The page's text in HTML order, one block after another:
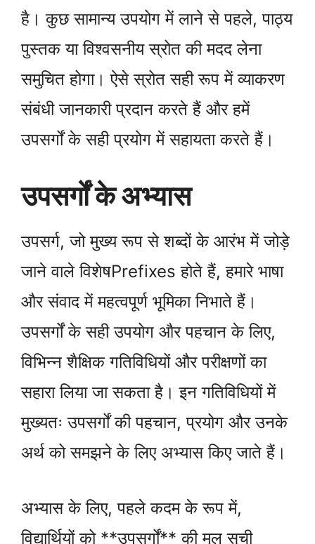
है। कुछ सामान्य उपयोग में लाने से पहले, पाठ्य
पुस्तक या विश्वसनीय स्रोत की मदद लेना
समुचित होगा। ऐसे स्रोत सही रूप में व्याकरण
संबंधी जानकारी प्रदान करते हैं और हमें
उपसर्गों के सही प्रयोग में सहायता करते हैं।
उपसर्गों के अभ्यास
उपसर्ग, जो मुख्य रूप से शब्दों के आरंभ में जोड़े
जाने वाले विशेषPrefixes होते हैं, हमारे भाषा
और संवाद में महत्वपूर्ण भूमिका निभाते हैं।
उपसर्गों के सही उपयोग और पहचान के लिए,
विभिन्न शैक्षिक गतिविधियों और परीक्षणों का
सहारा लिया जा सकता है। इन गतिविधियों में
मुख्यतः उपसर्गों की पहचान, प्रयोग और उनके
अर्थ को समझने के लिए अभ्यास किए जाते हैं।
अभ्यास के लिए, पहले कदम के रूप में,
विद्यार्थियों को **उपसर्गों** की मूल सूची